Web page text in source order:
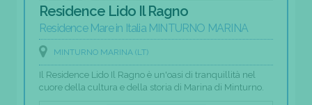
Residence Lido Il Ragno
Residence Mare in Italia MINTURNO MARINA
MINTURNO MARINA (LT)
Il Residence Lido Il Ragno è un'oasi di tranquillità nel
cuore della cultura e della storia di Marina di Minturno.